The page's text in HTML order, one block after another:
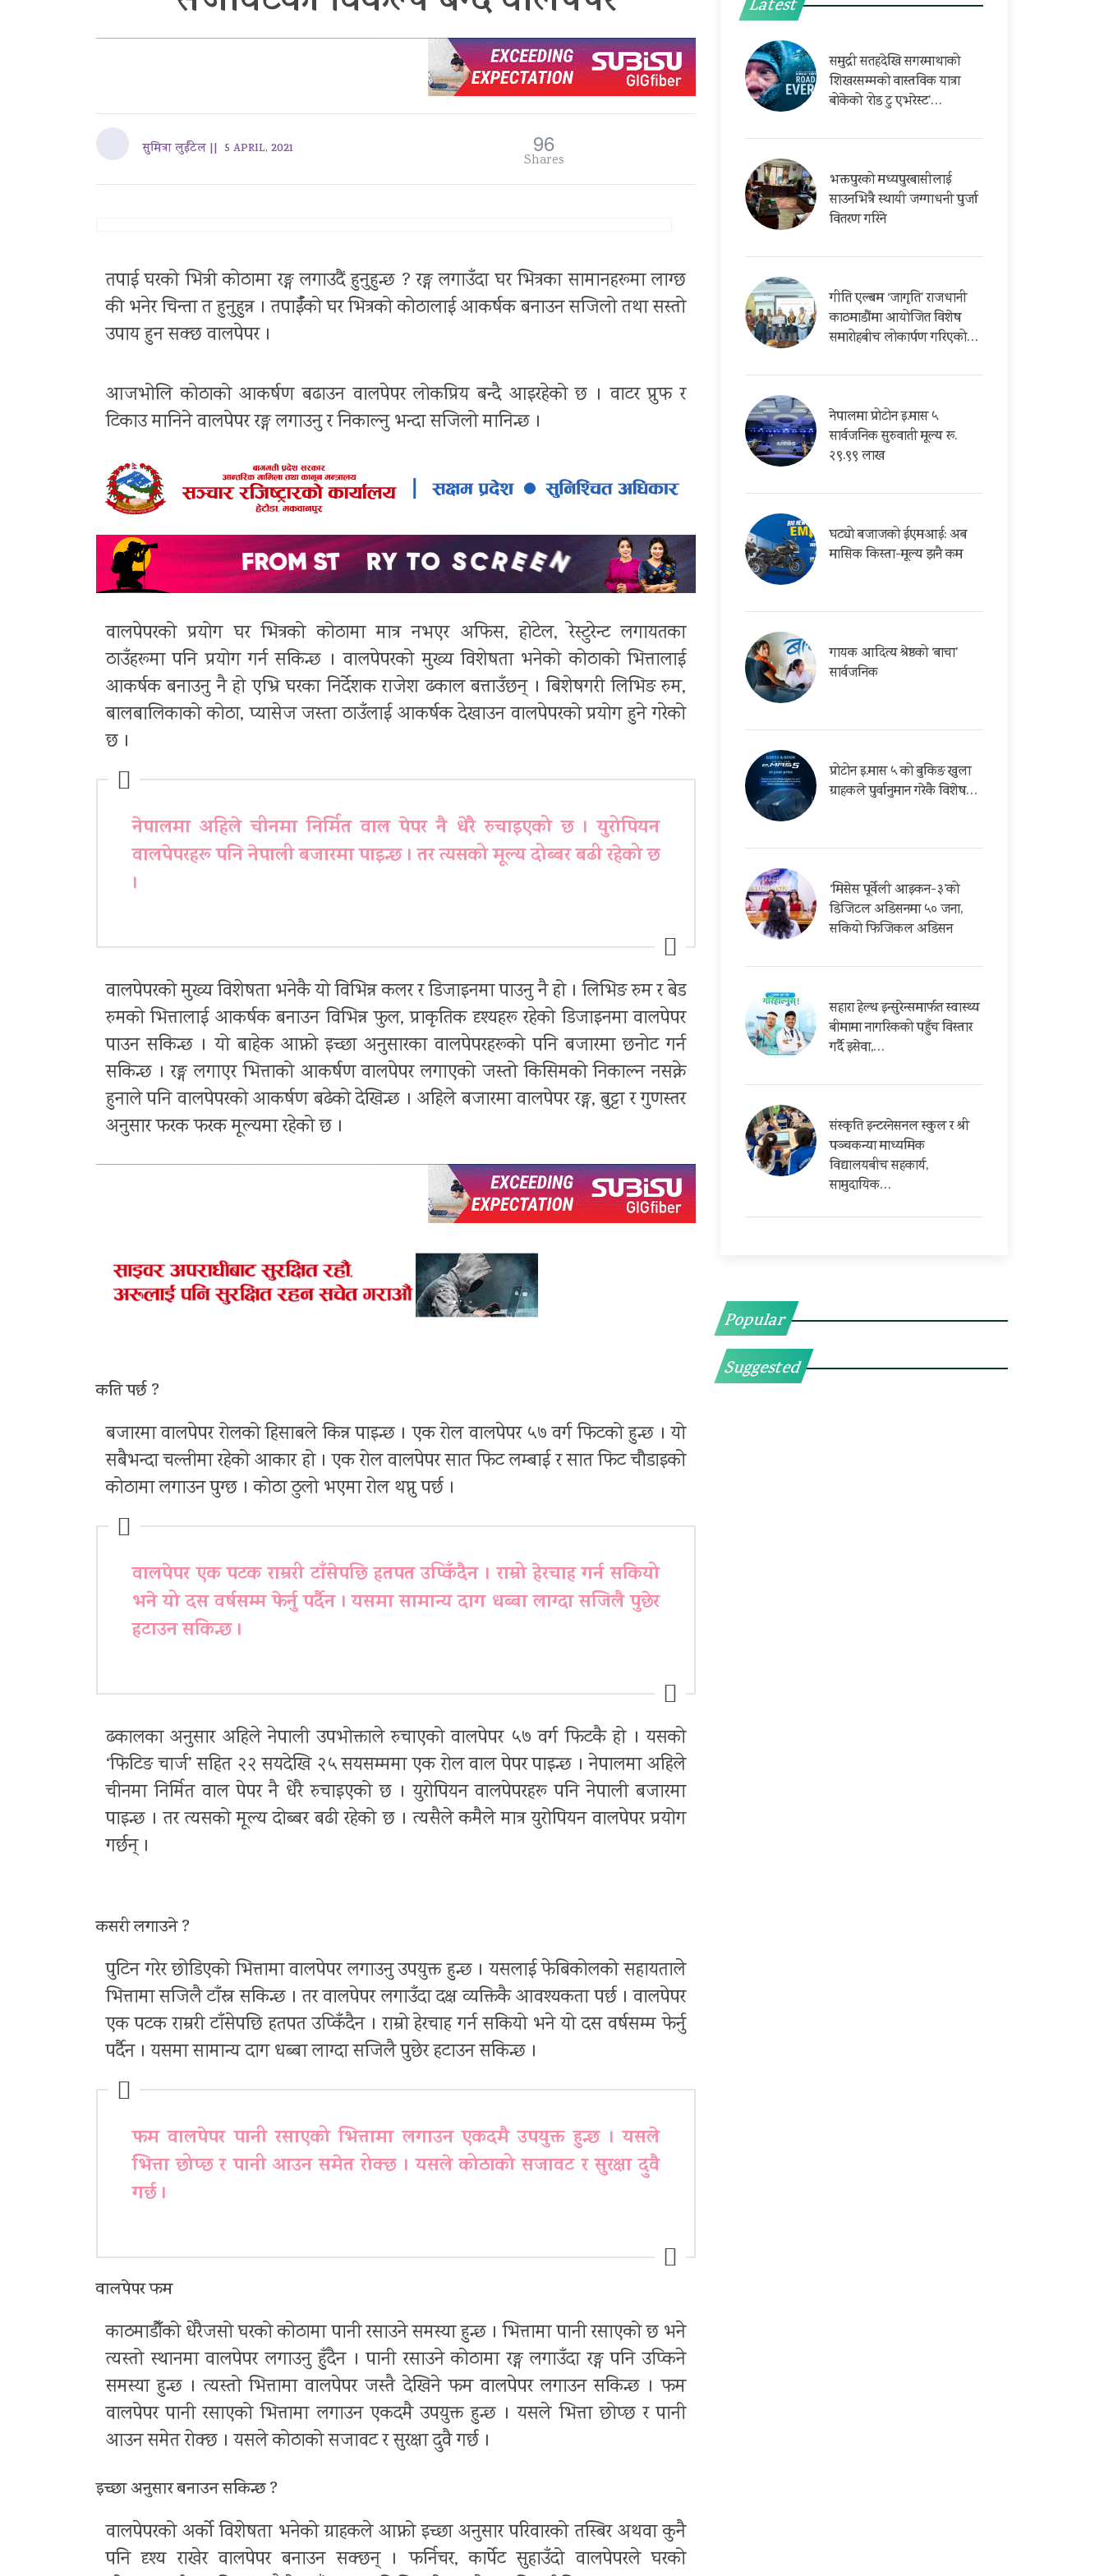
सुमित्रा लुईंटेल || 5 APRIL, 2021 96
Shares
तपाई घरको भित्री कोठामा रङ्ग लगाउदैं हुनुहुन्छ ? रङ्ग लगाउँदा घर भित्रका सामानहरूमा लाग्छ
की भनेर चिन्ता त हुनुहुन्न । तपाईँको घर भित्रको कोठालाई आकर्षक बनाउन सजिलो तथा सस्तो
उपाय हुन सक्छ वालपेपर ।
आजभोलि कोठाको आकर्षण बढाउन वालपेपर लोकप्रिय बन्दै आइरहेको छ । वाटर प्रुफ र
टिकाउ मानिने वालपेपर रङ्ग लगाउनु र निकाल्नु भन्दा सजिलो मानिन्छ ।
वालपेपरको प्रयोग घर भित्रको कोठामा मात्र नभएर अफिस, होटेल, रेस्टुरेन्ट लगायतका
ठाउँहरूमा पनि प्रयोग गर्न सकिन्छ । वालपेपरको मुख्य विशेषता भनेको कोठाको भित्तालाई
आकर्षक बनाउनु नै हो एभ्रि घरका निर्देशक राजेश ढकाल बत्ताउँछन् । बिशेषगरी लिभिङ रुम,
बालबालिकाको कोठा, प्यासेज जस्ता ठाउँलाई आकर्षक देखाउन वालपेपरको प्रयोग हुने गरेको
छ ।
नेपालमा अहिले चीनमा निर्मित वाल पेपर नै धेरै रुचाइएको छ । युरोपियन
वालपेपरहरू पनि नेपाली बजारमा पाइन्छ । तर त्यसको मूल्य दोब्बर बढी रहेको छ
।
वालपेपरको मुख्य विशेषता भनेकै यो विभिन्न कलर र डिजाइनमा पाउनु नै हो । लिभिङ रुम र बेड
रुमको भित्तालाई आकर्षक बनाउन विभिन्न फुल, प्राकृतिक दृश्यहरू रहेको डिजाइनमा वालपेपर
पाउन सकिन्छ । यो बाहेक आफ्नो इच्छा अनुसारका वालपेपरहरूको पनि बजारमा छनोट गर्न
सकिन्छ । रङ्ग लगाएर भित्ताको आकर्षण वालपेपर लगाएको जस्तो किसिमको निकाल्न नसक्ने
हुनाले पनि वालपेपरको आकर्षण बढेको देखिन्छ । अहिले बजारमा वालपेपर रङ्ग, बुट्टा र गुणस्तर
अनुसार फरक फरक मूल्यमा रहेको छ ।
कति पर्छ ?
बजारमा वालपेपर रोलको हिसाबले किन्न पाइन्छ । एक रोल वालपेपर ५७ वर्ग फिटको हुन्छ । यो
सबैभन्दा चल्तीमा रहेको आकार हो । एक रोल वालपेपर सात फिट लम्बाई र सात फिट चौडाइको
कोठामा लगाउन पुग्छ । कोठा ठुलो भएमा रोल थप्नु पर्छ ।
वालपेपर एक पटक राम्ररी टाँसेपछि हतपत उप्किँदैन । राम्रो हेरचाह गर्न सकियो
भने यो दस वर्षसम्म फेर्नु पर्दैन । यसमा सामान्य दाग धब्बा लाग्दा सजिलै पुछेर
हटाउन सकिन्छ ।
ढकालका अनुसार अहिले नेपाली उपभोक्ताले रुचाएको वालपेपर ५७ वर्ग फिटकै हो । यसको
‘फिटिङ चार्ज’ सहित २२ सयदेखि २५ सयसम्ममा एक रोल वाल पेपर पाइन्छ । नेपालमा अहिले
चीनमा निर्मित वाल पेपर नै धेरै रुचाइएको छ । युरोपियन वालपेपरहरू पनि नेपाली बजारमा
पाइन्छ । तर त्यसको मूल्य दोब्बर बढी रहेको छ । त्यसैले कमैले मात्र युरोपियन वालपेपर प्रयोग
गर्छन् ।
कसरी लगाउने ?
पुटिन गरेर छोडिएको भित्तामा वालपेपर लगाउनु उपयुक्त हुन्छ । यसलाई फेबिकोलको सहायताले
भित्तामा सजिलै टाँस्न सकिन्छ । तर वालपेपर लगाउँदा दक्ष व्यक्तिकै आवश्यकता पर्छ । वालपेपर
एक पटक राम्ररी टाँसेपछि हतपत उप्किँदैन । राम्रो हेरचाह गर्न सकियो भने यो दस वर्षसम्म फेर्नु
पर्दैन । यसमा सामान्य दाग धब्बा लाग्दा सजिलै पुछेर हटाउन सकिन्छ ।
फम वालपेपर पानी रसाएको भित्तामा लगाउन एकदमै उपयुक्त हुन्छ । यसले
भित्ता छोप्छ र पानी आउन समेत रोक्छ । यसले कोठाको सजावट र सुरक्षा दुवै
गर्छ ।
वालपेपर फम
काठमाडौँको धेरैजसो घरको कोठामा पानी रसाउने समस्या हुन्छ । भित्तामा पानी रसाएको छ भने
त्यस्तो स्थानमा वालपेपर लगाउनु हुँदैन । पानी रसाउने कोठामा रङ्ग लगाउँदा रङ्ग पनि उप्किने
समस्या हुन्छ । त्यस्तो भित्तामा वालपेपर जस्तै देखिने फम वालपेपर लगाउन सकिन्छ । फम
वालपेपर पानी रसाएको भित्तामा लगाउन एकदमै उपयुक्त हुन्छ । यसले भित्ता छोप्छ र पानी
आउन समेत रोक्छ । यसले कोठाको सजावट र सुरक्षा दुवै गर्छ ।
इच्छा अनुसार बनाउन सकिन्छ ?
वालपेपरको अर्को विशेषता भनेको ग्राहकले आफ्नो इच्छा अनुसार परिवारको तस्बिर अथवा कुनै
पनि दृश्य राखेर वालपेपर बनाउन सक्छन् । फर्निचर, कार्पेट सुहाउँदो वालपेपरले घरको
Latest
समुद्री सतहदेखि सगरमाथाको
शिखरसम्मको वास्तविक यात्रा
बोकेको ‘रोड टु एभरेस्ट’…
भक्तपुरको मध्यपुरबासीलाई
साउनभित्रै स्थायी जग्गाधनी पुर्जा
वितरण गरिने
गीति एल्बम ‘जागृति’ राजधानी
काठमाडौंमा आयोजित विशेष
समारोहबीच लोकार्पण गरिएको…
नेपालमा प्रोटोन इ.मास ५
सार्वजनिक सुरुवाती मूल्य रू.
२९.९९ लाख
घट्यो बजाजको ईएमआई: अब
मासिक किस्ता-मूल्य झनै कम
गायक आदित्य श्रेष्ठको ‘बाचा’
सार्वजनिक
प्रोटोन इ.मास ५ को बुकिङ खुला
ग्राहकले पुर्वानुमान गरेकै विशेष…
‘मिसेस पूर्वेली आइकन-३’को
डिजिटल अडिसनमा ५० जना,
सकियो फिजिकल अडिसन
सहारा हेल्थ इन्सुरेन्समार्फत स्वास्थ्य
बीमामा नागरिकको पहुँच विस्तार
गर्दै इसेवा,…
संस्कृति इन्टरनेसनल स्कुल र श्री
पञ्चकन्या माध्यमिक
विद्यालयबीच सहकार्य,
सामुदायिक…
Popular
Suggested